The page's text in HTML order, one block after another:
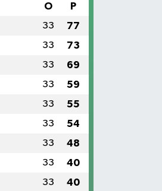
O P
33 77
33 73
33 69
33 59
33 55
33 54
33 48
33 40
33 40